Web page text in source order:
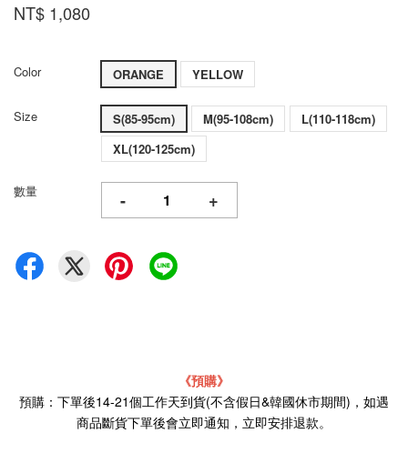
NT$ 1,080
Color ORANGE YELLOW
Size S(85-95cm) M(95-108cm)
L(110-118cm)
XL(120-125cm)
數量 - +
《預購》
預購：下單後14-21個工作天到貨(不含假日&韓國休市期間)，如遇
商品斷貨下單後會立即通知，立即安排退款。